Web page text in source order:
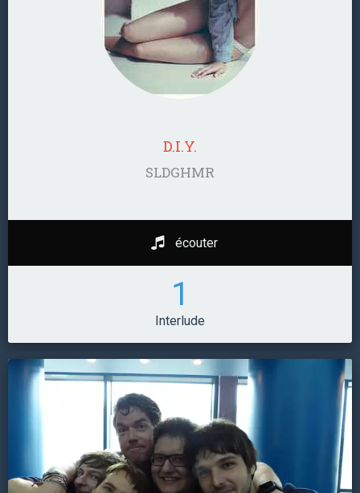
D.I.Y.
SLDGHMR
écouter
1
Interlude